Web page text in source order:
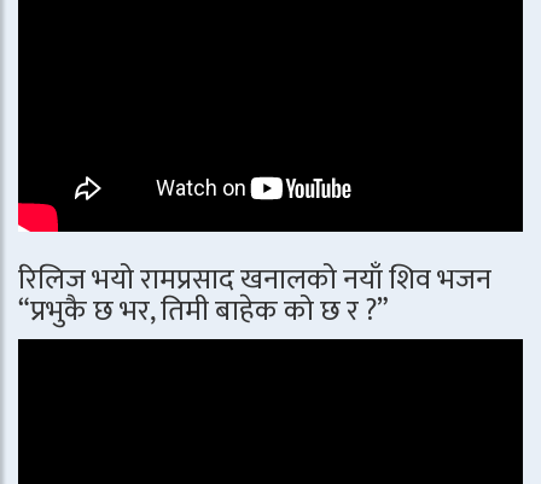
रिलिज भयो रामप्रसाद खनालको नयाँ शिव भजन
“प्रभुकै छ भर, तिमी बाहेक को छ र ?”